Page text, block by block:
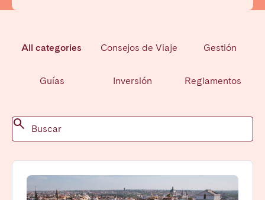
All categories Consejos de Viaje Gestión
Guías Inversión Reglamentos